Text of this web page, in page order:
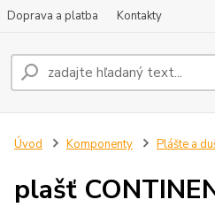
Doprava a platba Kontakty
Úvod Komponenty Plášte a
plašť